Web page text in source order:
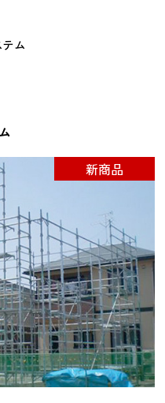
ム
新商品